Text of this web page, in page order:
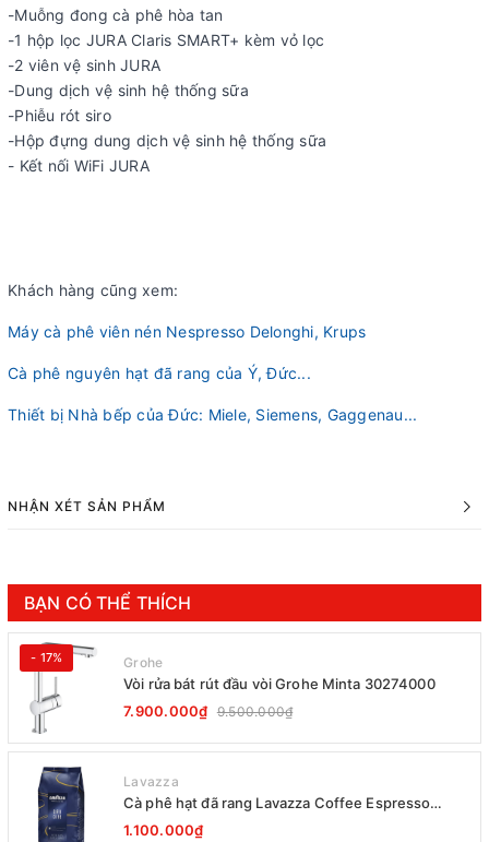
-Muỗng đong cà phê hòa tan
-1 hộp lọc JURA Claris SMART+ kèm vỏ lọc
-2 viên vệ sinh JURA
-Dung dịch vệ sinh hệ thống sữa
-Phiễu rót siro
-Hộp đựng dung dịch vệ sinh hệ thống sữa
- Kết nối WiFi JURA
Khách hàng cũng xem:
Máy cà phê viên nén Nespresso Delonghi, Krups
Cà phê nguyên hạt đã rang của Ý, Đức...
Thiết bị Nhà bếp của Đức: Miele, Siemens, Gaggenau...
NHẬN XÉT SẢN PHẨM
BẠN CÓ THỂ THÍCH
- 17% Grohe
Vòi rửa bát rút đầu vòi Grohe Minta 30274000
7.900.000₫ 9.500.000₫
Lavazza
Cà phê hạt đã rang Lavazza Coffee Espresso
Super Crema 1000g Date 12-2027
1.100.000₫